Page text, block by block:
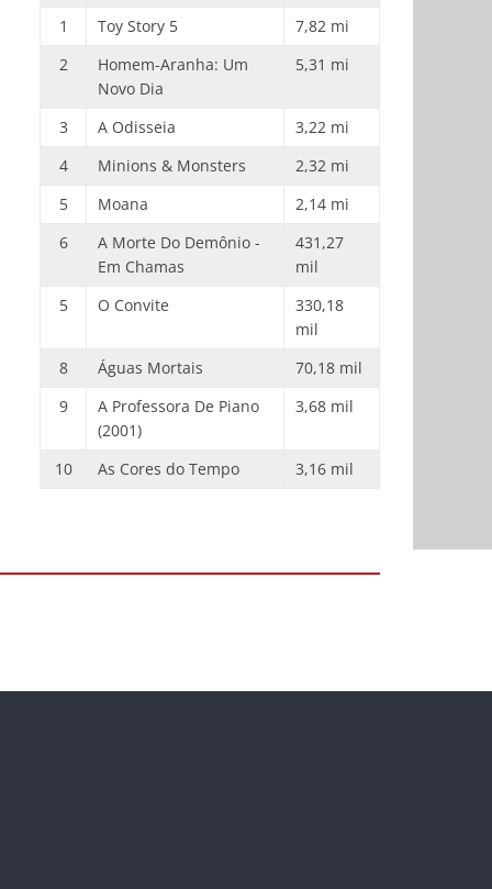
1
Toy Story 5
7,82 mi
2
Homem-Aranha: Um
Novo Dia
5,31 mi
3 A Odisseia
3,22 mi
4
Minions & Monsters
2,32 mi
5
Moana
2,14 mi
6
A Morte Do Demônio -
Em Chamas
431,27
mil
5
O Convite
330,18
mil
8
Águas Mortais
70,18 mil
9
A Professora De Piano
(2001)
3,68 mil
10 As Cores do Tempo 3,16 mil